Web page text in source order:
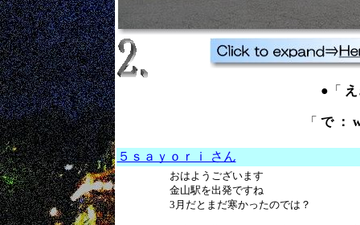
●「
「 で ：
５ｓａｙｏｒｉ さん
おはようございます
金山駅を出発ですね
3月だとまだ寒かったのでは？